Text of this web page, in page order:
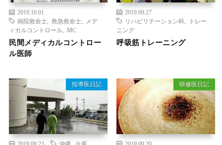
2019.10.01
病院救命士
救急救命士
メデ
ィカルコントロール
MC
民間メディカルコントロー
ル医師
2019.09.27
リハビリテーション科
トレー
ニング
呼吸筋トレーニング
指導医日記
2019.09.23 沖縄 台風
研修医日記
2019.09.20